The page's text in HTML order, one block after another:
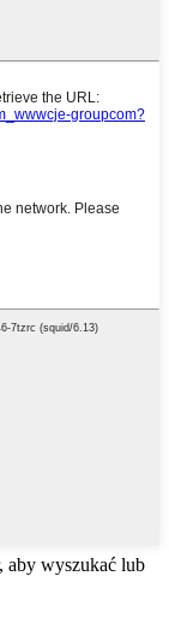
aby wyszukać lub